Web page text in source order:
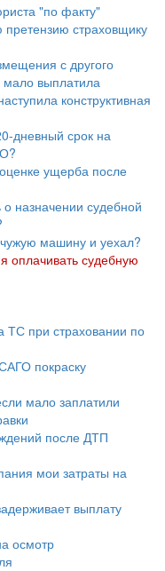
"по факту"
страховщику
с другого
мало выплатила
конструктивная
дневный срок на
ущерба после
о назначении судебной
машину и уехал?
оплачивать судебную
ТС при страховании по
покраску
мало заплатили
после ДТП
мои затраты на
выплату
осмотр